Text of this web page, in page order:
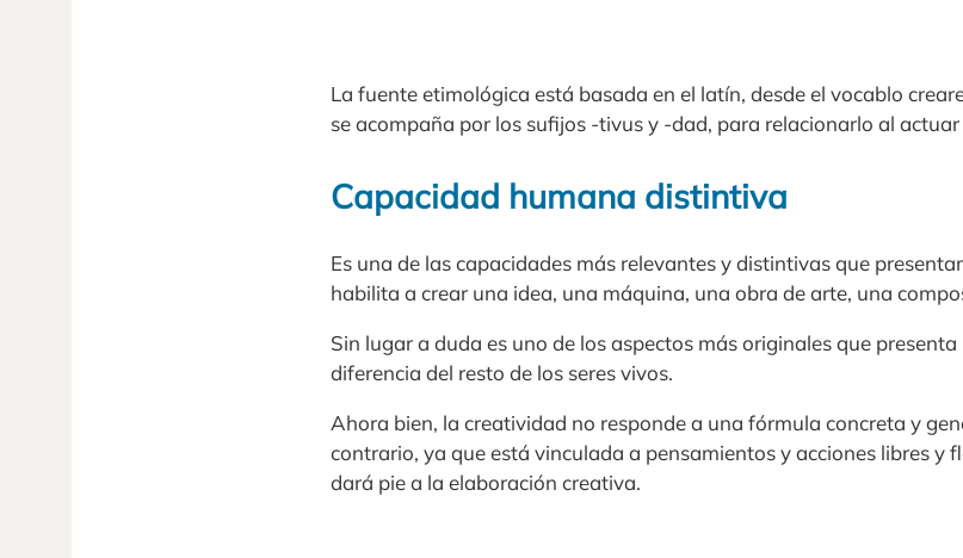
La fuente etimológica está basada en el latín, desde el vocablo
se acompaña por los sufijos -tivus y -dad, para relacionarlo al
Capacidad humana distintiva
Es una de las capacidades más relevantes y distintivas que
habilita a crear una idea, una máquina, una obra de arte, una
Sin lugar a duda es uno de los aspectos más originales que
diferencia del resto de los seres vivos.
Ahora bien, la creatividad no responde a una fórmula concreta y
contrario, ya que está vinculada a pensamientos y acciones libres y
dará pie a la elaboración creativa.